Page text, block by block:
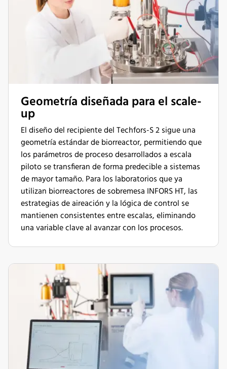
Geometría diseñada para el scale-
up
El diseño del recipiente del Techfors-S 2 sigue una
geometría estándar de biorreactor, permitiendo que
los parámetros de proceso desarrollados a escala
piloto se transfieran de forma predecible a sistemas
de mayor tamaño. Para los laboratorios que ya
utilizan biorreactores de sobremesa INFORS HT, las
estrategias de aireación y la lógica de control se
mantienen consistentes entre escalas, eliminando
una variable clave al avanzar con los procesos.